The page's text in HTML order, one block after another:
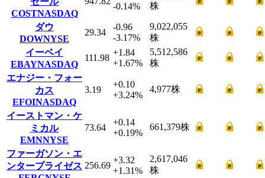
COSTNASDAQ
-0.14%
株
ダウ
DOWNYSE
29.34
-0.96
-3.17%
9,022,055
株
イーベイ
EBAYNASDAQ
111.98
+1.84
+1.67%
5,512,586
株
エナジー・フォー
カス
EFOINASDAQ
3.19
+0.10
+3.24%
4,977株
イーストマン・ケ
ミカル
EMNNYSE
73.64
+0.14
+0.19%
661,379株
ファーガソン・エ
ンタープライゼス 256.69
+3.32
+1.31%
2,617,046
株